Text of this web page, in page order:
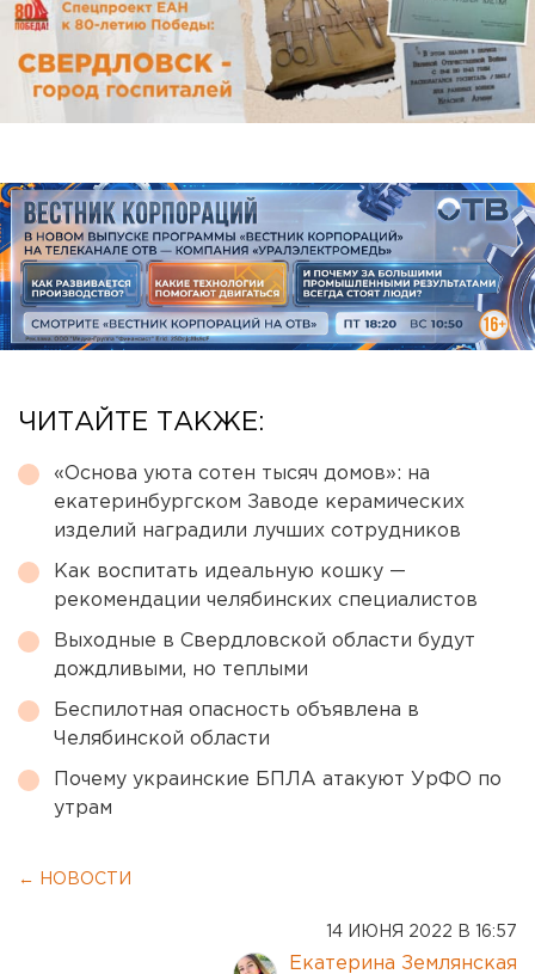
ЧИТАЙТЕ ТАКЖЕ:
«Основа уюта сотен тысяч домов»: на
екатеринбургском Заводе керамических
изделий наградили лучших сотрудников
Как воспитать идеальную кошку —
рекомендации челябинских специалистов
Выходные в Свердловской области будут
дождливыми, но теплыми
Беспилотная опасность объявлена в
Челябинской области
Почему украинские БПЛА атакуют УрФО по
утрам
← НОВОСТИ
14 ИЮНЯ 2022 В 16:57
Екатерина Землянская